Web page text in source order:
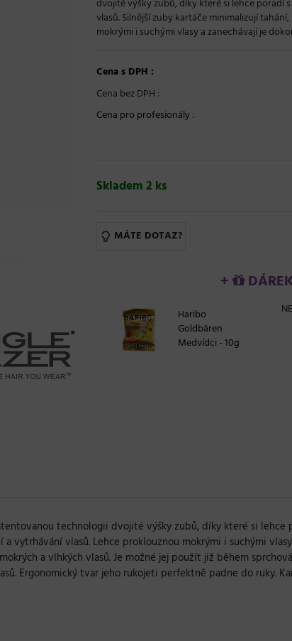
dvojité výšky zubů, díky které si lehce poradí
vlasů. Silnější zuby kartáče minimalizují
mokrými i suchými vlasy a zanechávají je
Cena s DPH :
Cena bez DPH :
Cena pro profesionály:
Skladem 2 ks
MÁTE DOTAZ?
+
Haribo
Goldbären
Medvídci - 10g
technologii dvojité výšky zubů, díky které si lehce
vytrhávání vlasů. Lehce proklouznou mokrými i suchými
a vlhkých vlasů. Je možné jej použít již během
Ergonomický tvar jeho rukojeti perfektně padne do ruky.